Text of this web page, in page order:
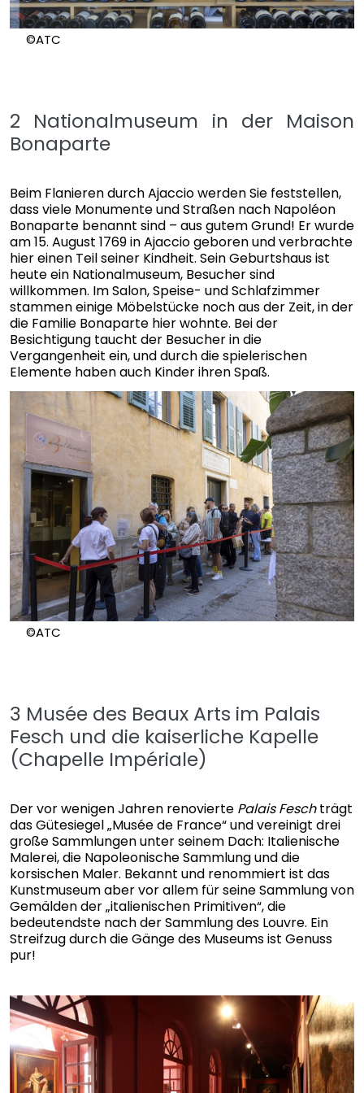
©ATC
2 Nationalmuseum in der Maison
Bonaparte
Beim Flanieren durch Ajaccio werden Sie feststellen,
dass viele Monumente und Straßen nach Napoléon
Bonaparte benannt sind – aus gutem Grund! Er wurde
am 15. August 1769 in Ajaccio geboren und verbrachte
hier einen Teil seiner Kindheit. Sein Geburtshaus ist
heute ein Nationalmuseum, Besucher sind
willkommen. Im Salon, Speise- und Schlafzimmer
stammen einige Möbelstücke noch aus der Zeit, in der
die Familie Bonaparte hier wohnte. Bei der
Besichtigung taucht der Besucher in die
Vergangenheit ein, und durch die spielerischen
Elemente haben auch Kinder ihren Spaß.
©ATC
3 Musée des Beaux Arts im Palais
Fesch und die kaiserliche Kapelle
(Chapelle Impériale)
Der vor wenigen Jahren renovierte Palais Feschträgt
das Gütesiegel „Musée de France“ und vereinigt drei
große Sammlungen unter seinem Dach: Italienische
Malerei, die Napoleonische Sammlung und die
korsischen Maler. Bekannt und renommiert ist das
Kunstmuseum aber vor allem für seine Sammlung von
Gemälden der „italienischen Primitiven“, die
bedeutendste nach der Sammlung des Louvre. Ein
Streifzug durch die Gänge des Museums ist Genuss
pur!